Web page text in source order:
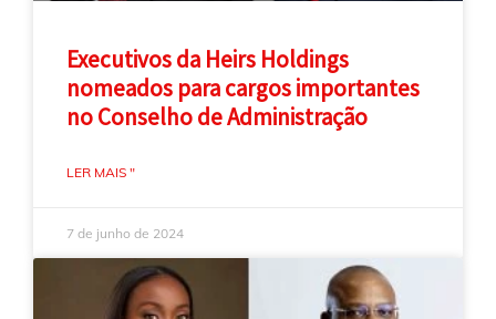
Executivos da Heirs Holdings
nomeados para cargos importantes
no Conselho de Administração
LER MAIS "
7 de junho de 2024